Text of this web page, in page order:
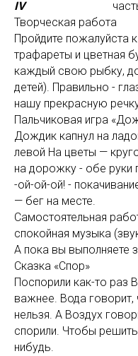
IV
Творческая работа
Пройдите пожалуйста
трафареты и цветная
каждый свою рыбку,
детей). Правильно -
нашу прекрасную
Пальчиковая игра
Дождик капнул на
левой На цветы —
на дорожку - обе руки
-ой-ой-ой! -
— бег на месте.
Самостоятельная
спокойная музыка
А пока вы выполняете
Сказка «Спор»
Поспорили как-то раз
важнее. Вода говорит,
нельзя. А Воздух
спорили. Чтобы
нибудь.